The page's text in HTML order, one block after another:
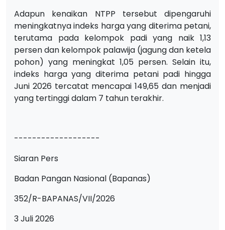
Adapun kenaikan NTPP tersebut dipengaruhi
meningkatnya indeks harga yang diterima petani,
terutama pada kelompok padi yang naik 1,13
persen dan kelompok palawija (jagung dan ketela
pohon) yang meningkat 1,05 persen. Selain itu,
indeks harga yang diterima petani padi hingga
Juni 2026 tercatat mencapai 149,65 dan menjadi
yang tertinggi dalam 7 tahun terakhir.
-------------------
Siaran Pers
Badan Pangan Nasional (Bapanas)
352/R-BAPANAS/VII/2026
3 Juli 2026